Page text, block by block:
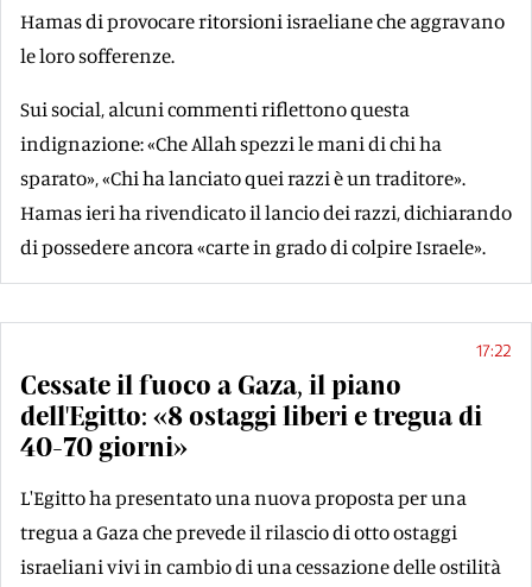
Hamas di provocare ritorsioni israeliane che aggravano
le loro sofferenze.
Sui social, alcuni commenti riflettono questa
indignazione: «Che Allah spezzi le mani di chi ha
sparato», «Chi ha lanciato quei razzi è un traditore».
Hamas ieri ha rivendicato il lancio dei razzi, dichiarando
di possedere ancora «carte in grado di colpire Israele».
17:22
Cessate il fuoco a Gaza, il piano
dell'Egitto: «8 ostaggi liberi e tregua di
40-70 giorni»
L'Egitto ha presentato una nuova proposta per una
tregua a Gaza che prevede il rilascio di otto ostaggi
israeliani vivi in cambio di una cessazione delle ostilità